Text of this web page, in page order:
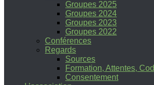
Groupes 2025
Groupes 2024
Groupes 2023
Groupes 2022
Conférences
Regards
Sources
Formation, Attentes,
Consentement